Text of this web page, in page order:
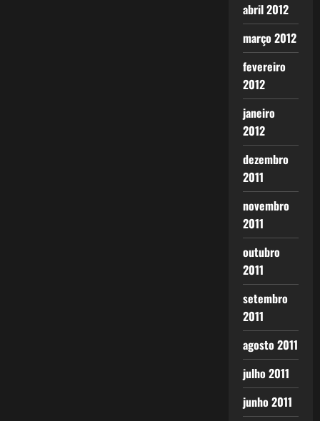
abril 2012
março 2012
fevereiro
2012
janeiro
2012
dezembro
2011
novembro
2011
outubro
2011
setembro
2011
agosto 2011
julho 2011
junho 2011